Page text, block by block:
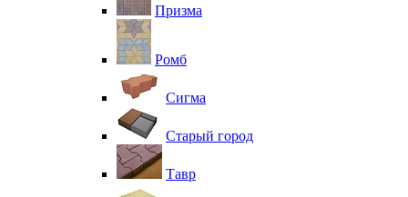
Призма
Ромб
Сигма
Старый город
Тавр